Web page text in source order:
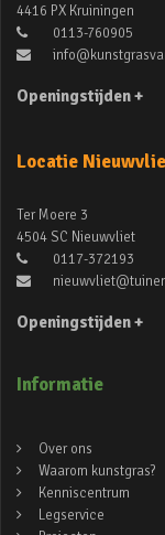
4416 PX Kruiningen
0113-760905
Openingstijden +
Locatie
Ter Moere 3
4504 SC Nieuwvliet
0117-372193
Openingstijden +
Informatie
Over ons
Waarom kunstgras?
Kenniscentrum
Legservice